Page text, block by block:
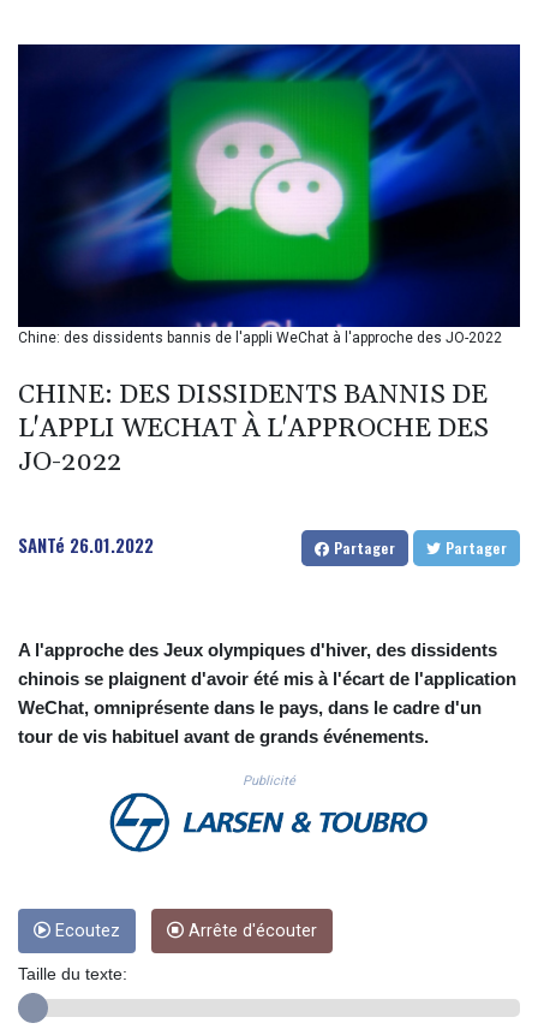
BMD 1.153523
BND 1.477975
BOB 13.708472
BRL 5.882279
BSD 1.153383
BTN 109.752598
BWP 15.568217
BYN 3.434433
BYR 22609.049164
BZD 2.319643
CAD 1.616126
CDF 2606.961815
CLF 0.026734
CLP 1055.612189
CRC 524.321776
CUC 1.153523
DJF 205.391597
DKK 7.475497
DOP 67.329861
DZD 153.461287
ERN 17.302844
ETB 186.159691
GEL 3.016476
GGP 0.857346
GIP 0.857346
Chine: des dissidents bannis de l'appli WeChat à l'approche des JO-2022
CHINE: DES DISSIDENTS BANNIS DE
L'APPLI WECHAT À L'APPROCHE DES
JO-2022
SANTé 26.01.2022 Partager Partager
A l'approche des Jeux olympiques d'hiver, des dissidents
chinois se plaignent d'avoir été mis à l'écart de l'application
WeChat, omniprésente dans le pays, dans le cadre d'un
tour de vis habituel avant de grands événements.
Publicité
Ecoutez Arrête d'écouter
Taille du texte: